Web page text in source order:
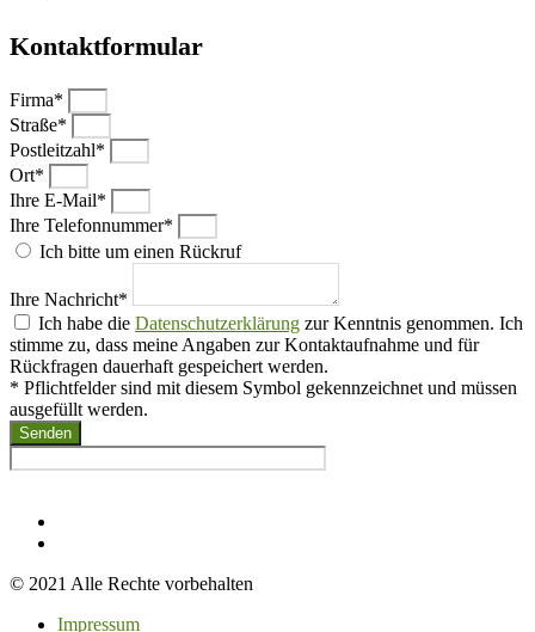
Kontaktformular
Firma*
Straße*
Postleitzahl*
Ort*
Ihre E-Mail*
Ihre Telefonnummer*
Ich bitte um einen Rückruf
Ihre Nachricht*
Ich habe die Datenschutzerklärung zur Kenntnis genommen. Ich
stimme zu, dass meine Angaben zur Kontaktaufnahme und für
Rückfragen dauerhaft gespeichert werden.
* Pflichtfelder sind mit diesem Symbol gekennzeichnet und müssen
ausgefüllt werden.
Senden
© 2021 Alle Rechte vorbehalten
Impressum